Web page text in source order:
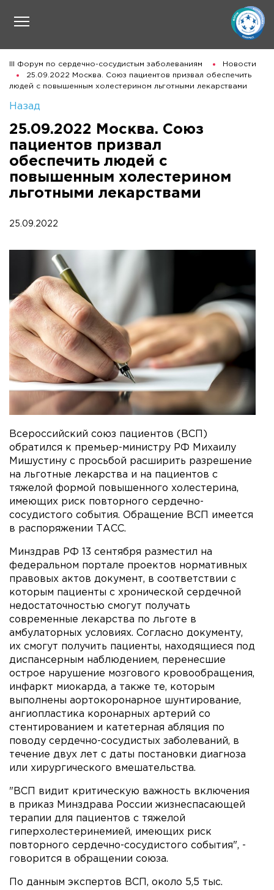
III Форум по сердечно-сосудистым заболеваниям
Новости
25.09.2022 Москва. Союз пациентов призвал обеспечить
людей с повышенным холестерином льготными лекарствами
Назад
25.09.2022 Москва. Союз
пациентов призвал
обеспечить людей с
повышенным холестерином
льготными лекарствами
25.09.2022
Всероссийский союз пациентов (ВСП)
обратился к премьер-министру РФ Михаилу
Мишустину с просьбой расширить разрешение
на льготные лекарства и на пациентов с
тяжелой формой повышенного холестерина,
имеющих риск повторного сердечно-
сосудистого события. Обращение ВСП имеется
в распоряжении ТАСС.
Минздрав РФ 13 сентября разместил на
федеральном портале проектов нормативных
правовых актов документ, в соответствии с
которым пациенты с хронической сердечной
недостаточностью смогут получать
современные лекарства по льготе в
амбулаторных условиях. Согласно документу,
их смогут получить пациенты, находящиеся под
диспансерным наблюдением, перенесшие
острое нарушение мозгового кровообращения,
инфаркт миокарда, а также те, которым
выполнены аортокоронарное шунтирование,
ангиопластика коронарных артерий со
стентированием и катетерная абляция по
поводу сердечно-сосудистых заболеваний, в
течение двух лет с даты постановки диагноза
или хирургического вмешательства.
"ВСП видит критическую важность включения
в приказ Минздрава России жизнеспасающей
терапии для пациентов с тяжелой
гиперхолестеринемией, имеющих риск
повторного сердечно-сосудистого события", -
говорится в обращении союза.
По данным экспертов ВСП, около 5,5 тыс.